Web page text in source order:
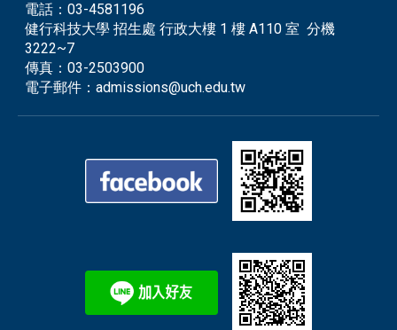
電話：03-4581196
健行科技大學 招生處 行政大樓 1 樓 A110 室 分機
3222~7
傳真：03-2503900
電子郵件：admissions@uch.edu.tw